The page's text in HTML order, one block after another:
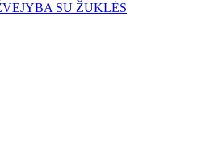
SU ŽŪKLĖS